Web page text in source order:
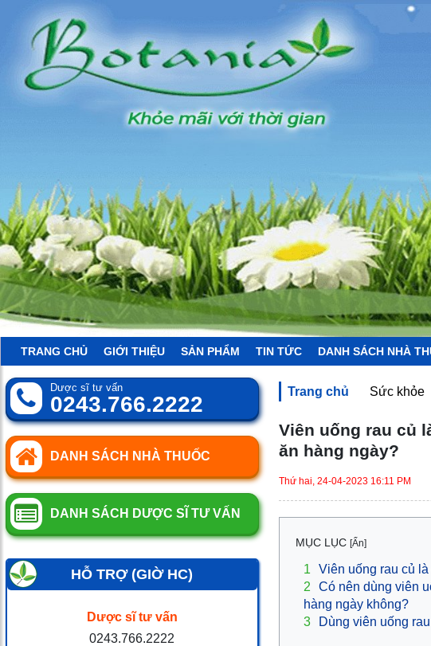
TRANG CHỦ GIỚI THIỆU SẢN PHẨM TIN TỨC DANH SÁCH NHÀ
0SP
Dược sĩ tư vấn
0243.766.2222
DANH SÁCH NHÀ THUỐC
DANH SÁCH DƯỢC SĨ TƯ VẤN
HỖ TRỢ (GIỜ HC)
Dược sĩ tư vấn
0243.766.2222
Trang chủ Sức khỏe
Viên uống rau củ
ăn hàng ngày?
Thứ hai, 24-04-2023 16:11 PM
MỤC LỤC [Ẩn]
1
Viên uống rau củ là
2
Có nên dùng viên
hàng ngày không?
3
Dùng viên uống